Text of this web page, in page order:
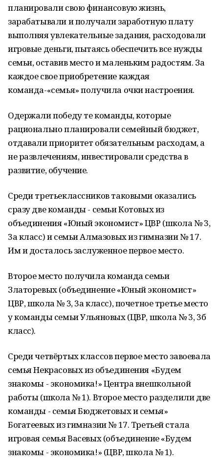
планировали свою финансовую жизнь,
зарабатывали и получали заработную плату
выполняя увлекательные задания, расходовали
игровые деньги, пытаясь обеспечить все нужды
семьи, оставив место и маленьким радостям. За
каждое свое приобретение каждая
команда-«семья» получила очки настроения.
Одержали победу те команды, которые
рационально планировали семейный бюджет,
отдавали приоритет обязательным расходам, а
не развлечениям, инвестировали средства в
развитие, обучение.
Среди третьеклассников таковыми оказались
сразу две команды - семьи Котовых из
объединения «Юный экономист» ЦВР (школа № 3,
3а класс) и семьи Алмазовых из гимназии № 17.
Им и досталось заслуженное первое место.
Второе место получила команда семьи
Златоревых (объединение «Юный экономист»
ЦВР, школа № 3, 3а класс), почетное третье место
у команды семьи Ульяновых (ЦВР, школа № 3, 3б
класс).
Среди четвёртых классов первое место завоевала
семья Некрасовых из объединения «Будем
знакомы - экономика!» Центра внешкольной
работы (школа № 1). Второе место разделили две
команды - семья Бюджетовых и семья»
Богатеевых из гимназии № 17. Третьей стала
игровая семья Васевых (объединение «Будем
знакомы - экономика!» (ЦВР, школа № 1).